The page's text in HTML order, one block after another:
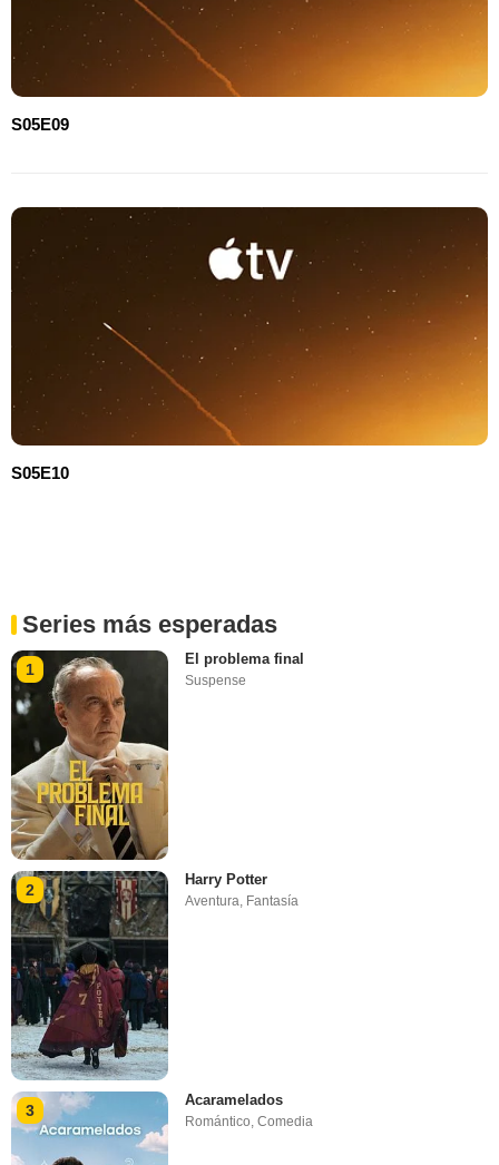
S05E09
S05E10
Series más esperadas
1
El problema final
Suspense
2
Harry Potter
Aventura, Fantasía
3
Acaramelados
Romántico,Comedia